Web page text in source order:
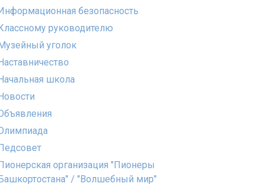
безопасность
руководителю
уголок
школа
организация "Пионеры
/ "Волшебный мир"